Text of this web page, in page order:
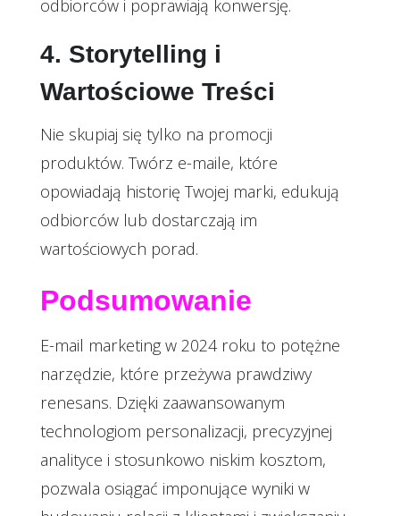
odbiorców i poprawiają konwersję.
4. Storytelling i
Wartościowe Treści
Nie skupiaj się tylko na promocji
produktów. Twórz e-maile, które
opowiadają historię Twojej marki, edukują
odbiorców lub dostarczają im
wartościowych porad.
Podsumowanie
E-mail marketing w 2024 roku to potężne
narzędzie, które przeżywa prawdziwy
renesans. Dzięki zaawansowanym
technologiom personalizacji, precyzyjnej
analityce i stosunkowo niskim kosztom,
pozwala osiągać imponujące wyniki w